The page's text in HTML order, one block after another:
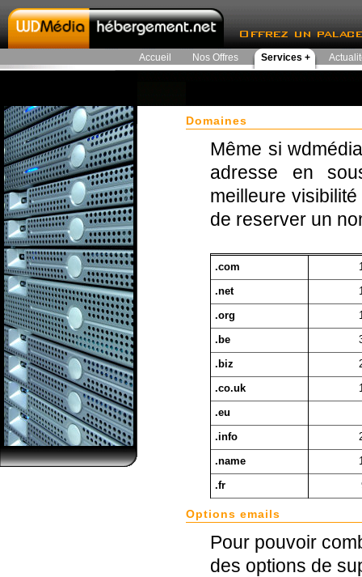
Accueil Nos Offres Services +
Domaines
Même si
adresse en
meilleure
de reserver un
.com
.net
.org
.be
.biz
.co.uk
.eu
.info
.name
.fr
Options emails
Pour pouvoir
des options de